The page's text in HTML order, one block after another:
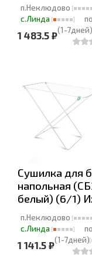
п.Неклюдово
с.Линда
(1-7дней)
1 483.5 ₽
Сушилка для
напольная
белый) (6/1)
п.Неклюдово
с.Линда
(1-7дней)
1 141.5 ₽